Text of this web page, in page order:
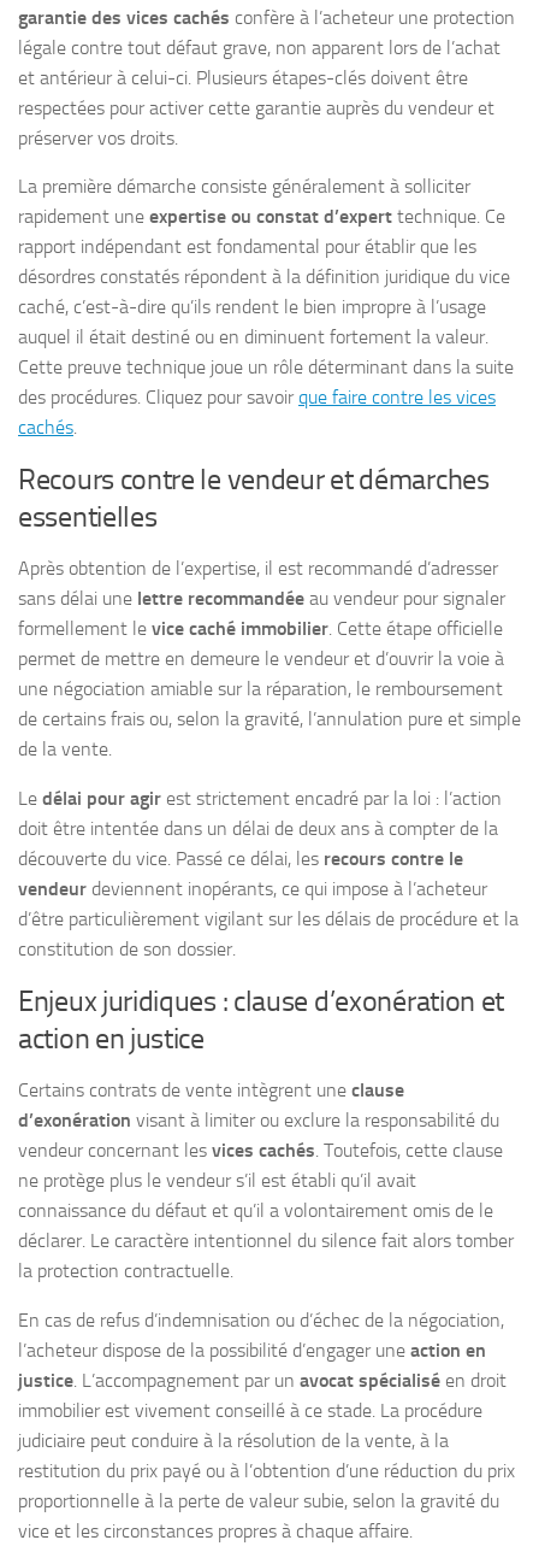
garantie des vices cachés confère à l’acheteur une protection
légale contre tout défaut grave, non apparent lors de l’achat
et antérieur à celui-ci. Plusieurs étapes-clés doivent être
respectées pour activer cette garantie auprès du vendeur et
préserver vos droits.
La première démarche consiste généralement à solliciter
rapidement une expertise ou constat d’expert technique. Ce
rapport indépendant est fondamental pour établir que les
désordres constatés répondent à la définition juridique du vice
caché, c’est-à-dire qu’ils rendent le bien impropre à l’usage
auquel il était destiné ou en diminuent fortement la valeur.
Cette preuve technique joue un rôle déterminant dans la suite
des procédures. Cliquez pour savoirque faire contre les vices
cachés.
Recours contre le vendeur et démarches
essentielles
Après obtention de l’expertise, il est recommandé d’adresser
sans délai une lettre recommandée au vendeur pour signaler
formellement le vice caché immobilier. Cette étape officielle
permet de mettre en demeure le vendeur et d’ouvrir la voie à
une négociation amiable sur la réparation, le remboursement
de certains frais ou, selon la gravité, l’annulation pure et simple
de la vente.
Le délai pour agir est strictement encadré par la loi : l’action
doit être intentée dans un délai de deux ans à compter de la
découverte du vice. Passé ce délai, les recours contre le
vendeur deviennent inopérants, ce qui impose à l’acheteur
d’être particulièrement vigilant sur les délais de procédure et la
constitution de son dossier.
Enjeux juridiques : clause d’exonération et
action en justice
Certains contrats de vente intègrent une clause
d’exonération visant à limiter ou exclure la responsabilité du
vendeur concernant les vices cachés. Toutefois, cette clause
ne protège plus le vendeur s’il est établi qu’il avait
connaissance du défaut et qu’il a volontairement omis de le
déclarer. Le caractère intentionnel du silence fait alors tomber
la protection contractuelle.
En cas de refus d’indemnisation ou d’échec de la négociation,
l’acheteur dispose de la possibilité d’engager une action en
justice. L’accompagnement par un avocat spécialisé en droit
immobilier est vivement conseillé à ce stade. La procédure
judiciaire peut conduire à la résolution de la vente, à la
restitution du prix payé ou à l’obtention d’une réduction du prix
proportionnelle à la perte de valeur subie, selon la gravité du
vice et les circonstances propres à chaque affaire.